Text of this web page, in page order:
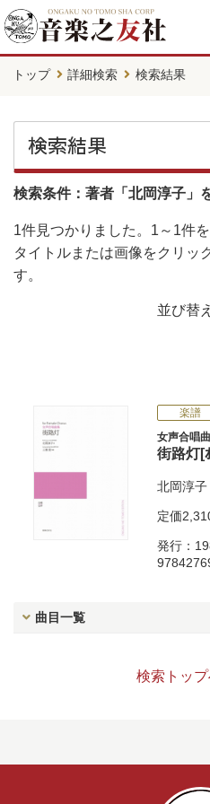
トップ 詳細検索 検索結果
検索結果
検索条件：著者「北岡淳子」
1件見つかりました。 1～1件
タイトルまたは画像をクリッ
す。
並び替
楽譜
女声合唱
街路灯[
北岡淳子
定価
発行：
曲目一覧
検索トッ